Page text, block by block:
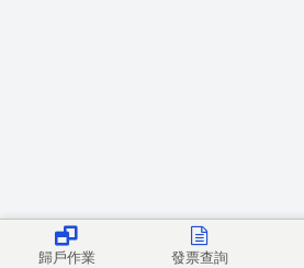
歸戶作業 發票查詢